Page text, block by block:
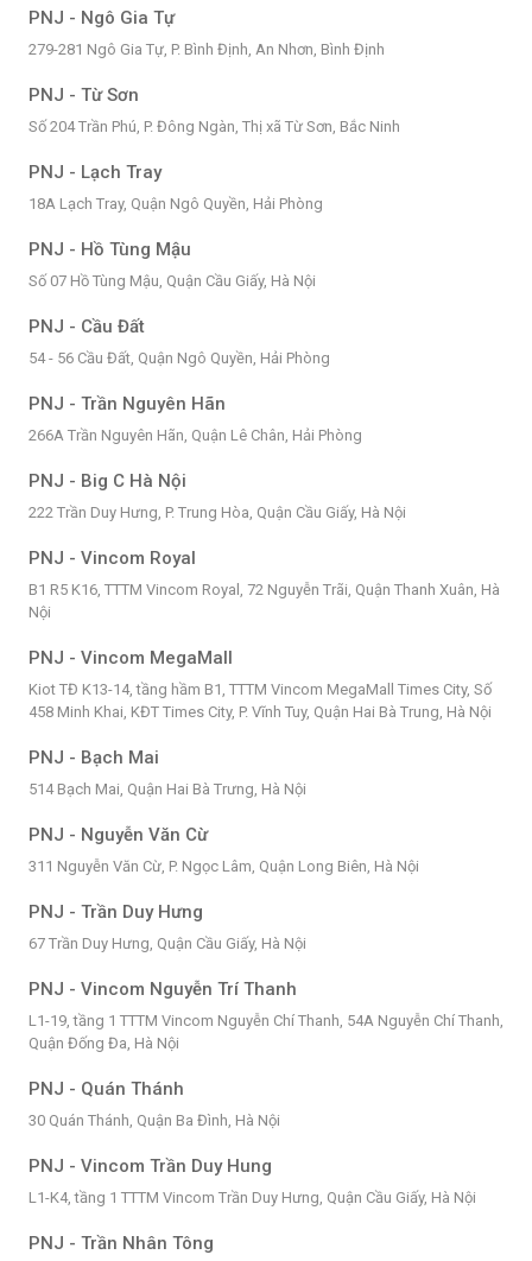
PNJ - Ngô Gia Tự
279-281 Ngô Gia Tự, P. Bình Định, An Nhơn, Bình Định
PNJ - Từ Sơn
Số 204 Trần Phú, P. Đông Ngàn, Thị xã Từ Sơn, Bắc Ninh
PNJ - Lạch Tray
18A Lạch Tray, Quận Ngô Quyền, Hải Phòng
PNJ - Hồ Tùng Mậu
Số 07 Hồ Tùng Mậu, Quận Cầu Giấy, Hà Nội
PNJ - Cầu Đất
54 - 56 Cầu Đất, Quận Ngô Quyền, Hải Phòng
PNJ - Trần Nguyên Hãn
266A Trần Nguyên Hãn, Quận Lê Chân, Hải Phòng
PNJ - Big C Hà Nội
222 Trần Duy Hưng, P. Trung Hòa, Quận Cầu Giấy, Hà Nội
PNJ - Vincom Royal
B1 R5 K16, TTTM Vincom Royal, 72 Nguyễn Trãi, Quận Thanh Xuân, Hà
Nội
PNJ - Vincom MegaMall
Kiot TĐ K13-14, tầng hầm B1, TTTM Vincom MegaMall Times City, Số
458 Minh Khai, KĐT Times City, P. Vĩnh Tuy, Quận Hai Bà Trung, Hà Nội
PNJ - Bạch Mai
514 Bạch Mai, Quận Hai Bà Trưng, Hà Nội
PNJ - Nguyễn Văn Cừ
311 Nguyễn Văn Cừ, P. Ngọc Lâm, Quận Long Biên, Hà Nội
PNJ - Trần Duy Hưng
67 Trần Duy Hưng, Quận Cầu Giấy, Hà Nội
PNJ - Vincom Nguyễn Trí Thanh
L1-19, tầng 1 TTTM Vincom Nguyễn Chí Thanh, 54A Nguyễn Chí Thanh,
Quận Đống Đa, Hà Nội
PNJ - Quán Thánh
30 Quán Thánh, Quận Ba Đình, Hà Nội
PNJ - Vincom Trần Duy Hung
L1-K4, tầng 1 TTTM Vincom Trần Duy Hưng, Quận Cầu Giấy, Hà Nội
PNJ - Trần Nhân Tông